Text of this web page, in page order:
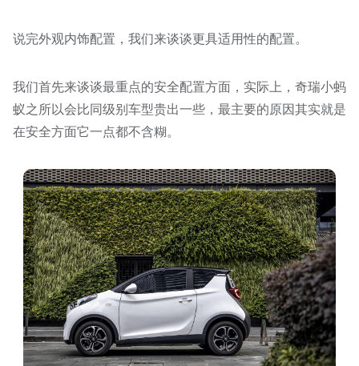
说完外观内饰配置，我们来谈谈更具适用性的配置。
我们首先来谈谈最重点的安全配置方面，实际上，奇瑞小蚂
蚁之所以会比同级别车型贵出一些，最主要的原因其实就是
在安全方面它一点都不含糊。